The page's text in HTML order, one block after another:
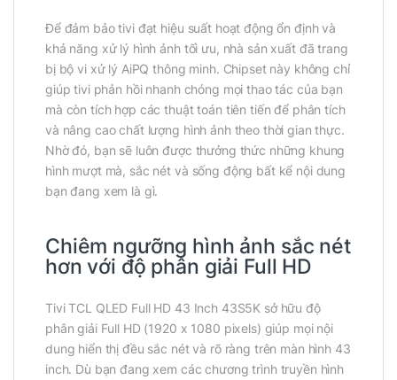
Để đảm bảo tivi đạt hiệu suất hoạt động ổn định và
khả năng xử lý hình ảnh tối ưu, nhà sản xuất đã trang
bị bộ vi xử lý AiPQ thông minh. Chipset này không chỉ
giúp tivi phản hồi nhanh chóng mọi thao tác của bạn
mà còn tích hợp các thuật toán tiên tiến để phân tích
và nâng cao chất lượng hình ảnh theo thời gian thực.
Nhờ đó, bạn sẽ luôn được thưởng thức những khung
hình mượt mà, sắc nét và sống động bất kể nội dung
bạn đang xem là gì.
Chiêm ngưỡng hình ảnh sắc nét
hơn với độ phân giải Full HD
Tivi TCL QLED Full HD 43 Inch 43S5K sở hữu độ
phân giải Full HD (1920 x 1080 pixels) giúp mọi nội
dung hiển thị đều sắc nét và rõ ràng trên màn hình 43
inch. Dù bạn đang xem các chương trình truyền hình